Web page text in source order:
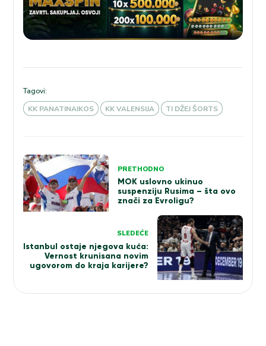
Tagovi:
KK PANATINAIKOS
KK VALENSIJA TI DŽEJ ŠORTS
Kretanje
članka
PRETHODNO
MOK uslovno ukinuo
suspenziju Rusima – šta ovo
znači za Evroligu?
SLEDEĆE
Istanbul ostaje njegova kuća:
Vernost krunisana novim
ugovorom do kraja karijere?